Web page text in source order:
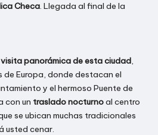
Checa. Llegada al final de la
visita panorámica de esta ciudad,
de Europa, donde destacan el
y el hermoso Puente de
con un traslado nocturnoal centro
se ubican muchas tradicionales
usted cenar.